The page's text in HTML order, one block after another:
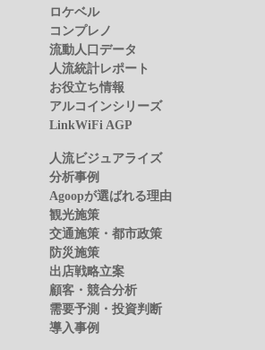
ロケベル
コンプレノ
流動人口データ
人流統計レポート
お役立ち情報
アルコインシリーズ
LinkWiFi AGP
人流ビジュアライズ
分析事例
Agoopが選ばれる理由
観光施策
交通施策・都市政策
防災施策
出店戦略立案
顧客・競合分析
需要予測・投資判断
導入事例